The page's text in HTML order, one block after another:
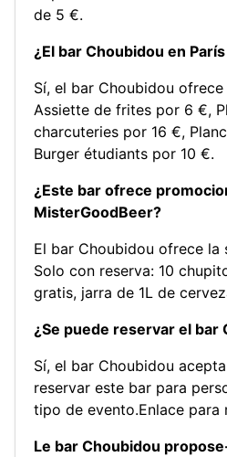
de 5 €.
¿El bar Choubidou en
Sí, el bar Choubidou
Assiette de frites por 6 €,
charcuteries por 16 €,
Burger étudiants por 10 €.
¿Este bar ofrece
MisterGoodBeer?
El bar Choubidou ofrece la
Solo con reserva: 10
gratis, jarra de 1L de
¿Se puede reservar el bar
Sí, el bar Choubidou
reservar este bar para
tipo de evento.Enlace para
Le bar Choubidou